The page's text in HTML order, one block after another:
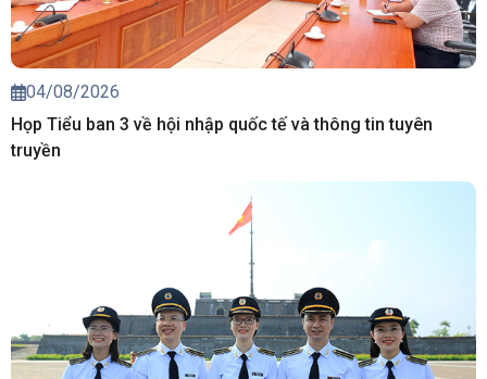
04/08/2026
Họp Tiểu ban 3 về hội nhập quốc tế và thông tin tuyên
truyền